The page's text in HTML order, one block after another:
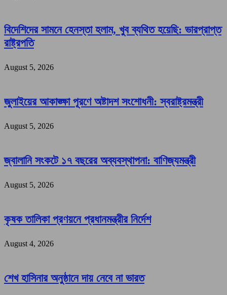
বিদেশিদের সামনে হেনস্তা হলাম, খুব ব্যথিত হয়েছি: ভারপ্রাপ্ত
রাষ্ট্রপতি
August 5, 2026
জুলাইয়ের আকাঙ্ক্ষা পূরণে অষ্টাদশ সংশোধনী: স্বরাষ্ট্রমন্ত্রী
August 5, 2026
জ্বালানি সংকটে ১৭ বছরের অব্যবস্থাপনা: বাণিজ্যমন্ত্রী
August 5, 2026
কৃষক তালিকা প্রণয়নে প্রধানমন্ত্রীর নির্দেশ
August 4, 2026
শেখ হাসিনার অনুষ্ঠানে দায় নেবে না ভারত